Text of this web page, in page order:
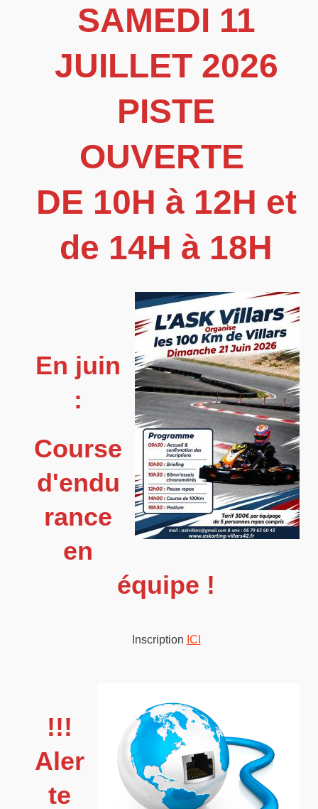
SAMEDI 11
JUILLET 2026
PISTE
OUVERTE
DE 10H à 12H et
de 14H à 18H
En juin
:
Course
d'endu
rance
en
équipe !
Inscription ICI
!!!
Aler
te